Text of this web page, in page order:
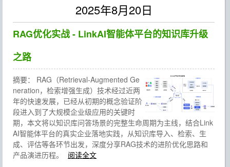
2025年8月20日
RAG优化实战 - LinkAI智能体平台的知识库升级
之路
摘要： RAG（Retrieval-Augmented Ge
neration，检索增强生成）技术经过近两
年的快速发展，已经从初期的概念验证阶
段进入到了大规模企业级应用的关键时
期，本文将以知识库问答场景的完整生命周期为主线，结合Link
AI智能体平台的真实企业落地实践，从知识库导入、检索、生
成、评估等各环节出发，深度分享RAG技术的进阶优化思路和
产品演进历程。
阅读全文